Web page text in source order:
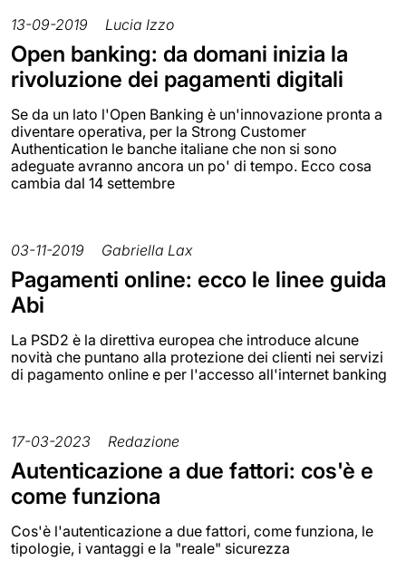
13-09-2019 Lucia Izzo
Open banking: da domani inizia la
rivoluzione dei pagamenti digitali
Se da un lato l'Open Banking è un'innovazione pronta a
diventare operativa, per la Strong Customer
Authentication le banche italiane che non si sono
adeguate avranno ancora un po' di tempo. Ecco cosa
cambia dal 14 settembre
03-11-2019 Gabriella Lax
Pagamenti online: ecco le linee guida
Abi
La PSD2 è la direttiva europea che introduce alcune
novità che puntano alla protezione dei clienti nei servizi
di pagamento online e per l'accesso all'internet banking
17-03-2023 Redazione
Autenticazione a due fattori: cos'è e
come funziona
Cos'è l'autenticazione a due fattori, come funziona, le
tipologie, i vantaggi e la "reale" sicurezza